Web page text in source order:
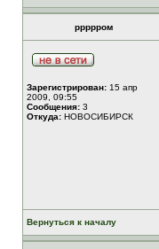
ррррром
Зарегистрирован: 15 апр
2009, 09:55
Сообщения: 3
Откуда: НОВОСИБИРСК
Вернуться к началу